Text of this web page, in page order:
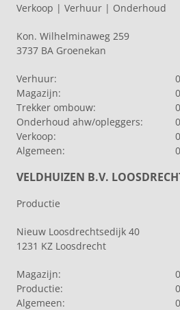
Verkoop | Verhuur | Onderhoud
Kon. Wilhelminaweg 259
3737 BA Groenekan
Verhuur:
Magazijn:
Trekker ombouw:
Onderhoud ahw/opleggers:
Verkoop:
Algemeen:
VELDHUIZEN B.V.
Productie
Nieuw Loosdrechtsedijk 40
1231 KZ Loosdrecht
Magazijn:
Productie:
Algemeen: